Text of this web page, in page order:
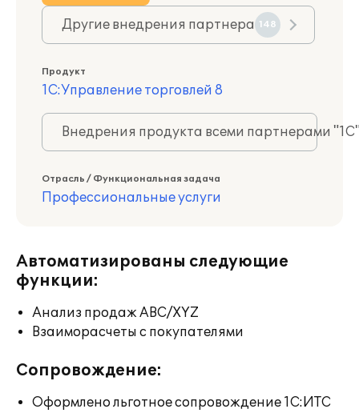
Другие внедрения партнера 148
Продукт
1С:Управление торговлей 8
Внедрения продукта всеми партнерами
Отрасль / Функциональная задача
Профессиональные услуги
Автоматизированы следующие
функции:
Анализ продаж ABC/XYZ
Взаиморасчеты с покупателями
Сопровождение:
Оформлено льготное сопровождение 1С:ИТС